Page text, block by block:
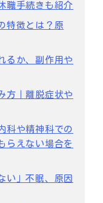
職手続きも紹介
特徴とは？原
るか、副作用や
方｜離脱症状や
科や精神科での
らえない場合を
い」不眠、原因